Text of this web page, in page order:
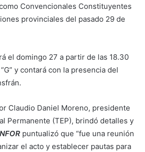
Convencionales Constituyentes
provinciales del pasado 29 de
el domingo 27 a partir de las 18.30
y contará con la presencia del
Claudio Daniel Moreno, presidente
Permanente (TEP), brindó detalles y
puntualizó que “fue una reunión
el acto y establecer pautas para